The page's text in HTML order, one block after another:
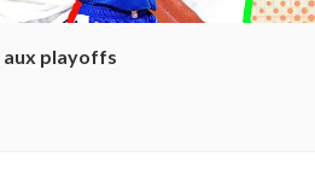
aux playoffs